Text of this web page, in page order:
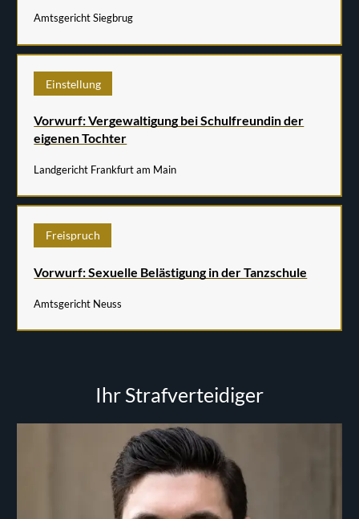
Amtsgericht Siegbrug
Einstellung
Vorwurf: Vergewaltigung bei Schulfreundin der
eigenen Tochter
Landgericht Frankfurt am Main
Freispruch
Vorwurf: Sexuelle Belästigung in der Tanzschule
Amtsgericht Neuss
Ihr Strafverteidiger